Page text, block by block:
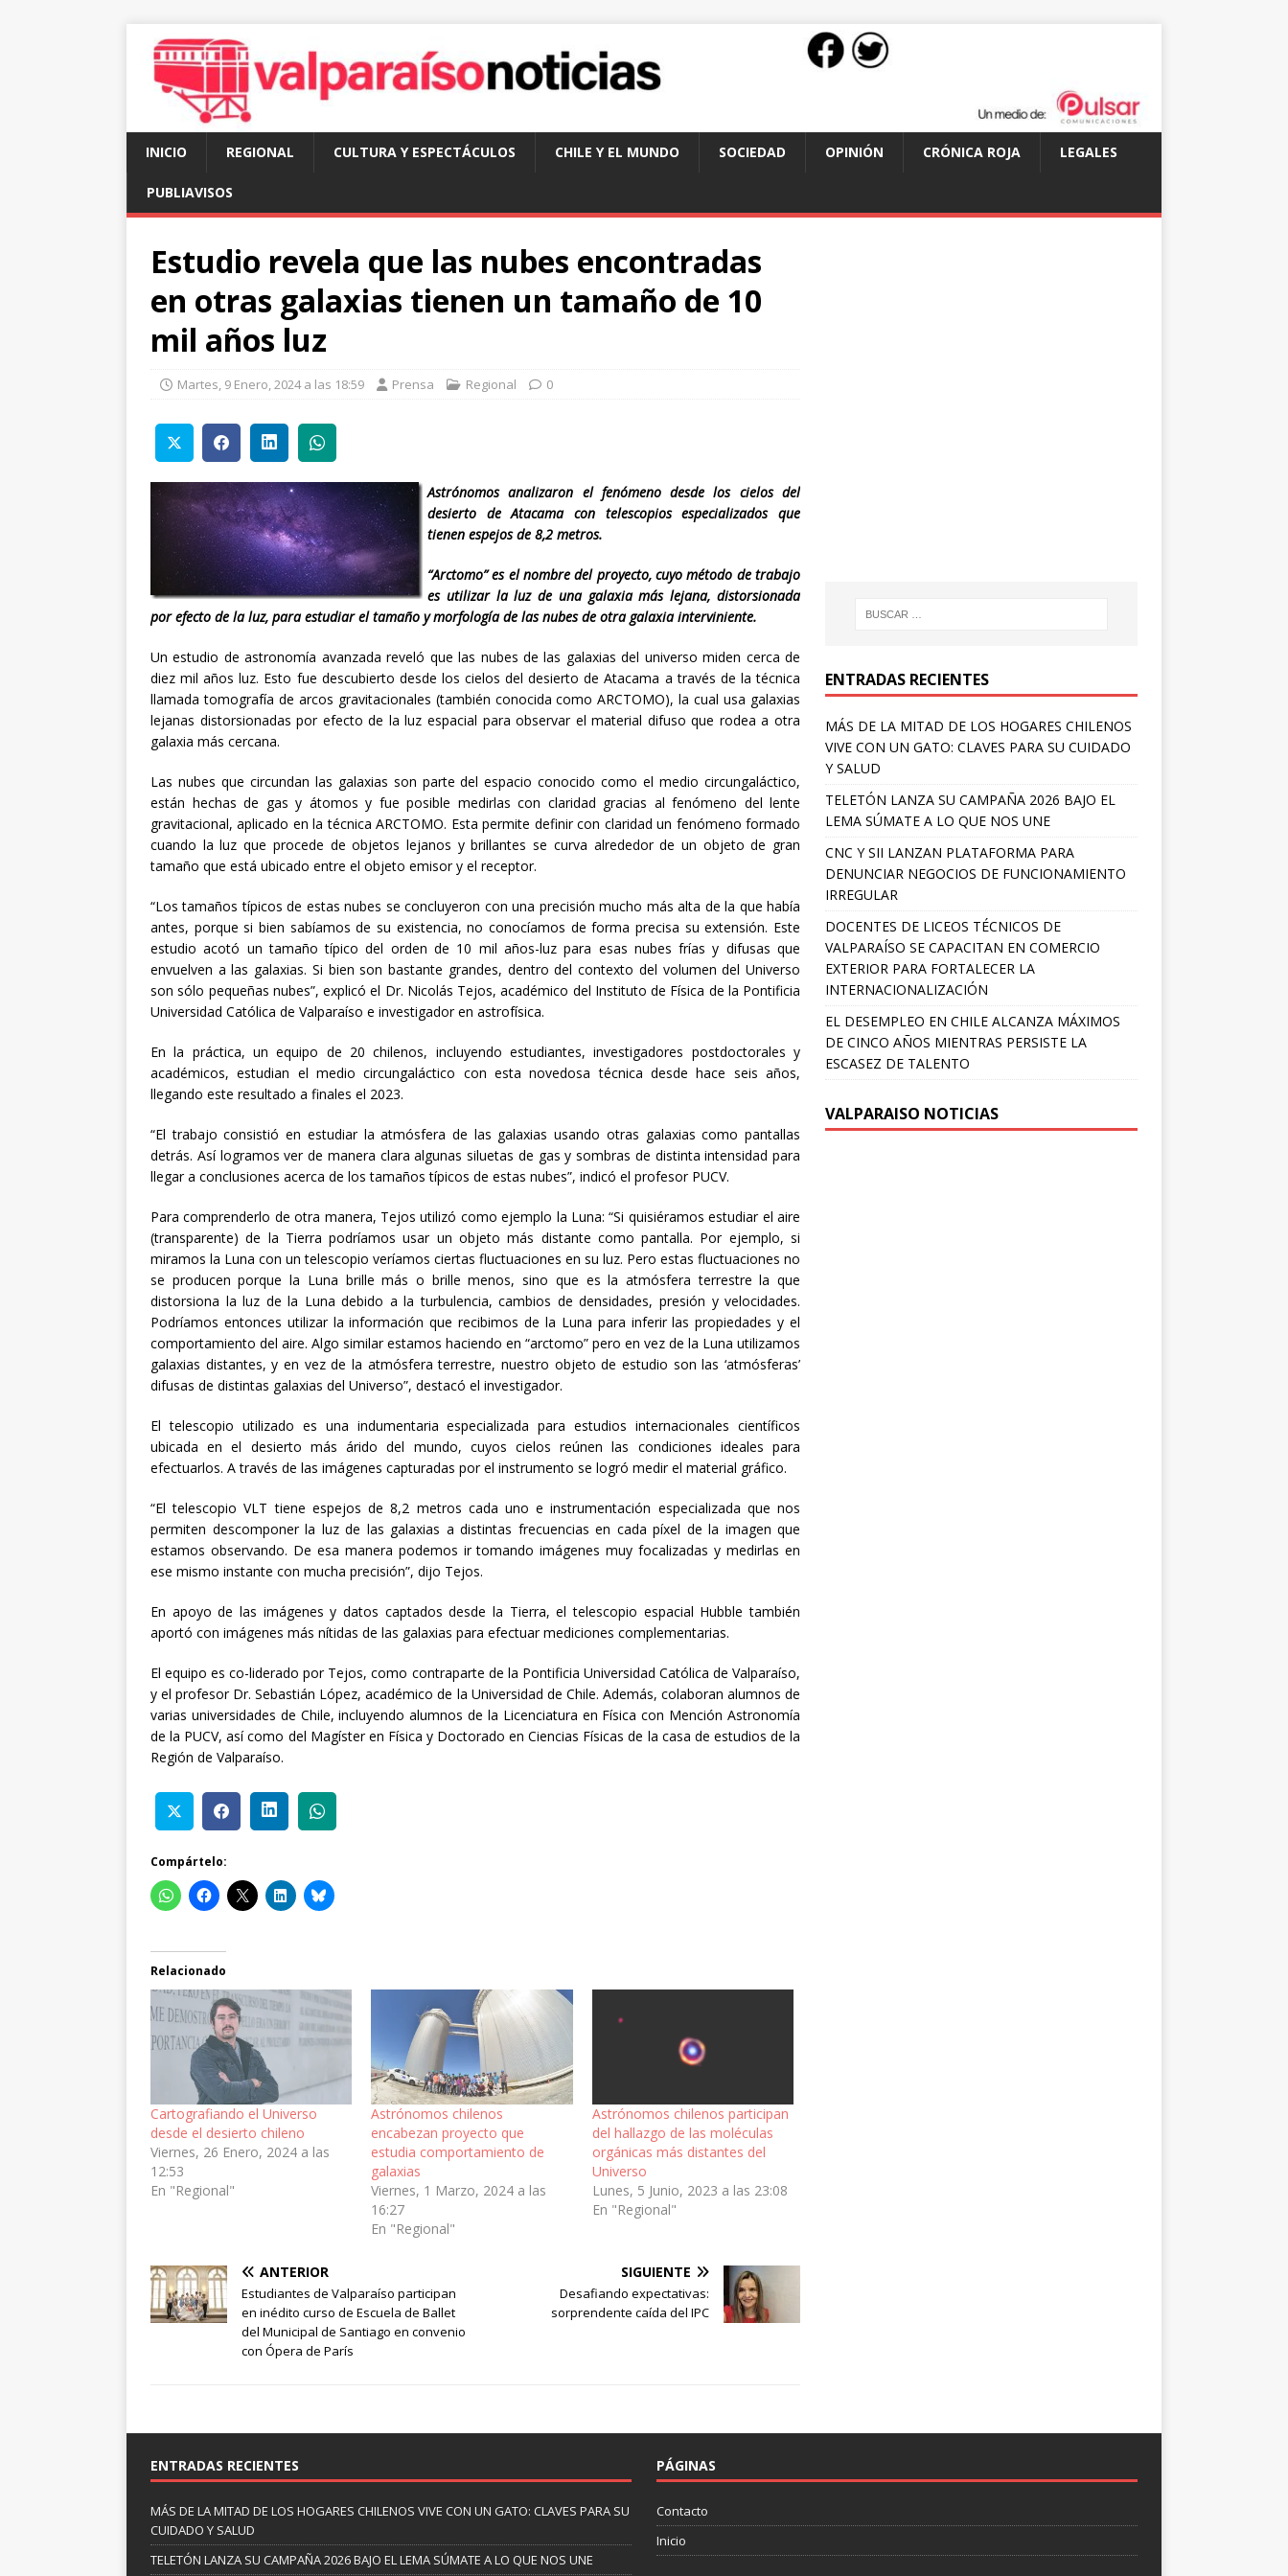
INICIO REGIONAL CULTURA Y ESPECTÁCULOS CHILE Y EL MUNDO SOCIEDAD OPINIÓN CRÓNICA ROJA LEGALES
PUBLIAVISOS
Estudio revela que las nubes encontradas
en otras galaxias tienen un tamaño de 10
mil años luz
Martes, 9 Enero, 2024 a las 18:59 Prensa Regional 0
Astrónomos analizaron el fenómeno desde los cielos del
desierto de Atacama con telescopios especializados que
tienen espejos de 8,2 metros.
“Arctomo” es el nombre del proyecto, cuyo método de trabajo
es utilizar la luz de una galaxia más lejana, distorsionada
por efecto de la luz, para estudiar el tamaño y morfología de las nubes de otra galaxia interviniente.
Un estudio de astronomía avanzada reveló que las nubes de las galaxias del universo miden cerca de
diez mil años luz. Esto fue descubierto desde los cielos del desierto de Atacama a través de la técnica
llamada tomografía de arcos gravitacionales (también conocida como ARCTOMO), la cual usa galaxias
lejanas distorsionadas por efecto de la luz espacial para observar el material difuso que rodea a otra
galaxia más cercana.
Las nubes que circundan las galaxias son parte del espacio conocido como el medio circungaláctico,
están hechas de gas y átomos y fue posible medirlas con claridad gracias al fenómeno del lente
gravitacional, aplicado en la técnica ARCTOMO. Esta permite definir con claridad un fenómeno formado
cuando la luz que procede de objetos lejanos y brillantes se curva alrededor de un objeto de gran
tamaño que está ubicado entre el objeto emisor y el receptor.
“Los tamaños típicos de estas nubes se concluyeron con una precisión mucho más alta de la que había
antes, porque si bien sabíamos de su existencia, no conocíamos de forma precisa su extensión. Este
estudio acotó un tamaño típico del orden de 10 mil años-luz para esas nubes frías y difusas que
envuelven a las galaxias. Si bien son bastante grandes, dentro del contexto del volumen del Universo
son sólo pequeñas nubes”, explicó el Dr. Nicolás Tejos, académico del Instituto de Física de la Pontificia
Universidad Católica de Valparaíso e investigador en astrofísica.
En la práctica, un equipo de 20 chilenos, incluyendo estudiantes, investigadores postdoctorales y
académicos, estudian el medio circungaláctico con esta novedosa técnica desde hace seis años,
llegando este resultado a finales el 2023.
“El trabajo consistió en estudiar la atmósfera de las galaxias usando otras galaxias como pantallas
detrás. Así logramos ver de manera clara algunas siluetas de gas y sombras de distinta intensidad para
llegar a conclusiones acerca de los tamaños típicos de estas nubes”, indicó el profesor PUCV.
Para comprenderlo de otra manera, Tejos utilizó como ejemplo la Luna: “Si quisiéramos estudiar el aire
(transparente) de la Tierra podríamos usar un objeto más distante como pantalla. Por ejemplo, si
miramos la Luna con un telescopio veríamos ciertas fluctuaciones en su luz. Pero estas fluctuaciones no
se producen porque la Luna brille más o brille menos, sino que es la atmósfera terrestre la que
distorsiona la luz de la Luna debido a la turbulencia, cambios de densidades, presión y velocidades.
Podríamos entonces utilizar la información que recibimos de la Luna para inferir las propiedades y el
comportamiento del aire. Algo similar estamos haciendo en “arctomo” pero en vez de la Luna utilizamos
galaxias distantes, y en vez de la atmósfera terrestre, nuestro objeto de estudio son las ‘atmósferas’
difusas de distintas galaxias del Universo”, destacó el investigador.
El telescopio utilizado es una indumentaria especializada para estudios internacionales científicos
ubicada en el desierto más árido del mundo, cuyos cielos reúnen las condiciones ideales para
efectuarlos. A través de las imágenes capturadas por el instrumento se logró medir el material gráfico.
“El telescopio VLT tiene espejos de 8,2 metros cada uno e instrumentación especializada que nos
permiten descomponer la luz de las galaxias a distintas frecuencias en cada píxel de la imagen que
estamos observando. De esa manera podemos ir tomando imágenes muy focalizadas y medirlas en
ese mismo instante con mucha precisión”, dijo Tejos.
En apoyo de las imágenes y datos captados desde la Tierra, el telescopio espacial Hubble también
aportó con imágenes más nítidas de las galaxias para efectuar mediciones complementarias.
El equipo es co-liderado por Tejos, como contraparte de la Pontificia Universidad Católica de Valparaíso,
y el profesor Dr. Sebastián López, académico de la Universidad de Chile. Además, colaboran alumnos de
varias universidades de Chile, incluyendo alumnos de la Licenciatura en Física con Mención Astronomía
de la PUCV, así como del Magíster en Física y Doctorado en Ciencias Físicas de la casa de estudios de la
Región de Valparaíso.
Compártelo:
Relacionado
Cartografiando el Universo
desde el desierto chileno
Viernes, 26 Enero, 2024 a las
12:53
En "Regional"
Astrónomos chilenos
encabezan proyecto que
estudia comportamiento de
galaxias
Viernes, 1 Marzo, 2024 a las
16:27
En "Regional"
Astrónomos chilenos participan
del hallazgo de las moléculas
orgánicas más distantes del
Universo
Lunes, 5 Junio, 2023 a las 23:08
En "Regional"
ANTERIOR
Estudiantes de Valparaíso participan
en inédito curso de Escuela de Ballet
del Municipal de Santiago en convenio
con Ópera de París
SIGUIENTE
Desafiando expectativas:
sorprendente caída del IPC
ENTRADAS RECIENTES
MÁS DE LA MITAD DE LOS HOGARES CHILENOS
VIVE CON UN GATO: CLAVES PARA SU CUIDADO
Y SALUD
TELETÓN LANZA SU CAMPAÑA 2026 BAJO EL
LEMA SÚMATE A LO QUE NOS UNE
CNC Y SII LANZAN PLATAFORMA PARA
DENUNCIAR NEGOCIOS DE FUNCIONAMIENTO
IRREGULAR
DOCENTES DE LICEOS TÉCNICOS DE
VALPARAÍSO SE CAPACITAN EN COMERCIO
EXTERIOR PARA FORTALECER LA
INTERNACIONALIZACIÓN
EL DESEMPLEO EN CHILE ALCANZA MÁXIMOS
DE CINCO AÑOS MIENTRAS PERSISTE LA
ESCASEZ DE TALENTO
VALPARAISO NOTICIAS
ENTRADAS RECIENTES
MÁS DE LA MITAD DE LOS HOGARES CHILENOS VIVE CON UN GATO: CLAVES PARA SU
CUIDADO Y SALUD
TELETÓN LANZA SU CAMPAÑA 2026 BAJO EL LEMA SÚMATE A LO QUE NOS UNE
PÁGINAS
Contacto
Inicio